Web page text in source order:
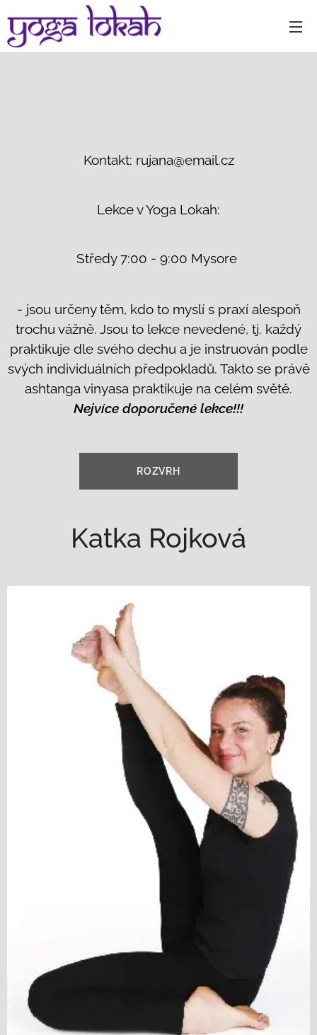
Kontakt: rujana@email.cz
Lekce v Yoga Lokah:
Středy 7:00 - 9:00 Mysore
- jsou určeny těm, kdo to myslí s praxí alespoň
trochu vážně. Jsou to lekce nevedené, tj. každý
praktikuje dle svého dechu a je instruován podle
svých individuálních předpokladů. Takto se právě
ashtanga vinyasa praktikuje na celém světě.
Nejvíce doporučené lekce!!!
ROZVRH
Katka Rojková